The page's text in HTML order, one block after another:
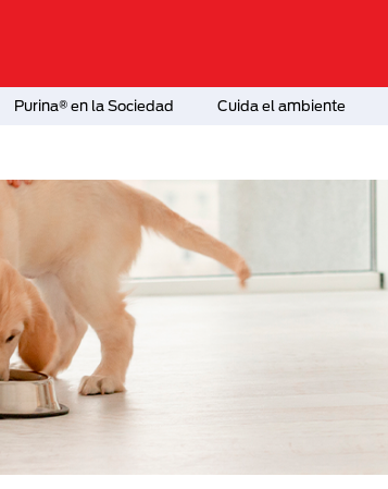
Purina® en la Sociedad Cuida el ambiente